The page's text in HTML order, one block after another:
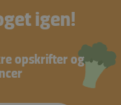
igen!
opskrifter og